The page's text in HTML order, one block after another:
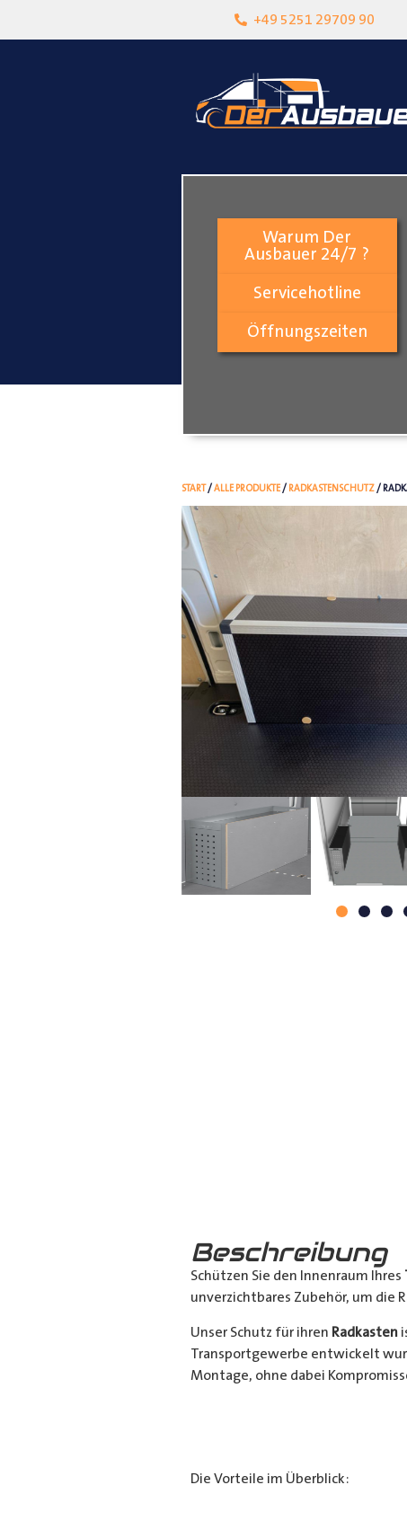
+49 5251 29709 90
Lokalgeschäft in Paderborn
Warum Der
Ausbauer 24/7 ?
Servicehotline
Öffnungszeiten
START/ALLE PRODUKTE/ RADKASTENSCHUTZ/
Beschreibung
Schützen Sie den Innenraum Ihres
unverzichtbares Zubehör, um die
Unser Schutz für ihren Radkasten
Transportgewerbe entwickelt
Montage, ohne dabei
Die Vorteile im Überblick: